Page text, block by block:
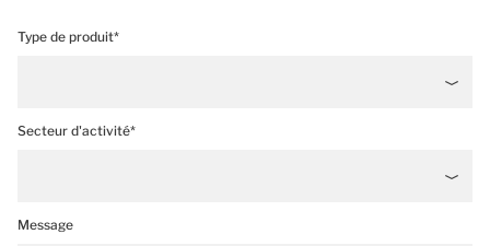
Type de produit*
Secteur d'activité*
Message